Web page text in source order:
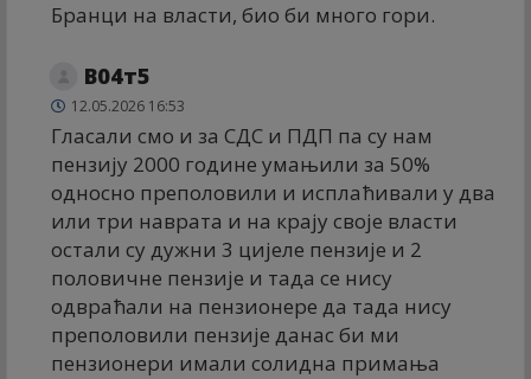
Бранци на власти, био би много гори.
В04т5
12.05.2026 16:53
Гласали смо и за СДС и ПДП па су нам
пензију 2000 године умањили за 50%
односно преполовили и исплаћивали у два
или три наврата и на крају своје власти
остали су дужни 3 цијеле пензије и 2
половичне пензије и тада се нису
одвраћали на пензионере да тада нису
преполовили пензије данас би ми
пензионери имали солидна примања